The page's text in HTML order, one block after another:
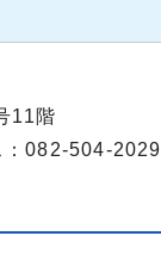
11階
082-504-2029